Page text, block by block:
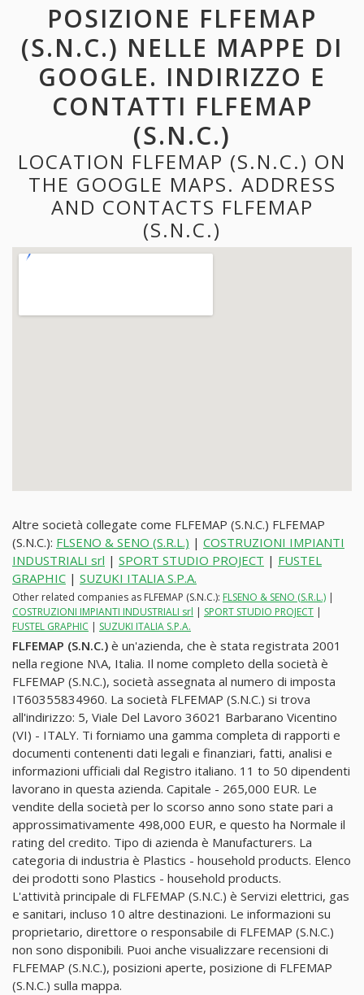
POSIZIONE FLFEMAP
(S.N.C.) NELLE MAPPE DI
GOOGLE. INDIRIZZO E
CONTATTI FLFEMAP
(S.N.C.)
LOCATION FLFEMAP (S.N.C.) ON
THE GOOGLE MAPS. ADDRESS
AND CONTACTS FLFEMAP
(S.N.C.)
Altre società collegate come FLFEMAP (S.N.C.) FLFEMAP
(S.N.C.): FLSENO & SENO (S.R.L.) | COSTRUZIONI IMPIANTI
INDUSTRIALI srl | SPORT STUDIO PROJECT | FUSTEL
GRAPHIC | SUZUKI ITALIA S.P.A.
Other related companies as FLFEMAP (S.N.C.): FLSENO & SENO (S.R.L.) |
COSTRUZIONI IMPIANTI INDUSTRIALI srl | SPORT STUDIO PROJECT |
FUSTEL GRAPHIC | SUZUKI ITALIA S.P.A.
FLFEMAP (S.N.C.) è un'azienda, che è stata registrata 2001
nella regione N\A, Italia. Il nome completo della società è
FLFEMAP (S.N.C.), società assegnata al numero di imposta
IT60355834960. La società FLFEMAP (S.N.C.) si trova
all'indirizzo: 5, Viale Del Lavoro 36021 Barbarano Vicentino
(VI) - ITALY. Ti forniamo una gamma completa di rapporti e
documenti contenenti dati legali e finanziari, fatti, analisi e
informazioni ufficiali dal Registro italiano. 11 to 50 dipendenti
lavorano in questa azienda. Capitale - 265,000 EUR. Le
vendite della società per lo scorso anno sono state pari a
approssimativamente 498,000 EUR, e questo ha Normale il
rating del credito. Tipo di azienda è Manufacturers. La
categoria di industria è Plastics - household products. Elenco
dei prodotti sono Plastics - household products.
L'attività principale di FLFEMAP (S.N.C.) è Servizi elettrici, gas
e sanitari, incluso 10 altre destinazioni. Le informazioni su
proprietario, direttore o responsabile di FLFEMAP (S.N.C.)
non sono disponibili. Puoi anche visualizzare recensioni di
FLFEMAP (S.N.C.), posizioni aperte, posizione di FLFEMAP
(S.N.C.) sulla mappa.